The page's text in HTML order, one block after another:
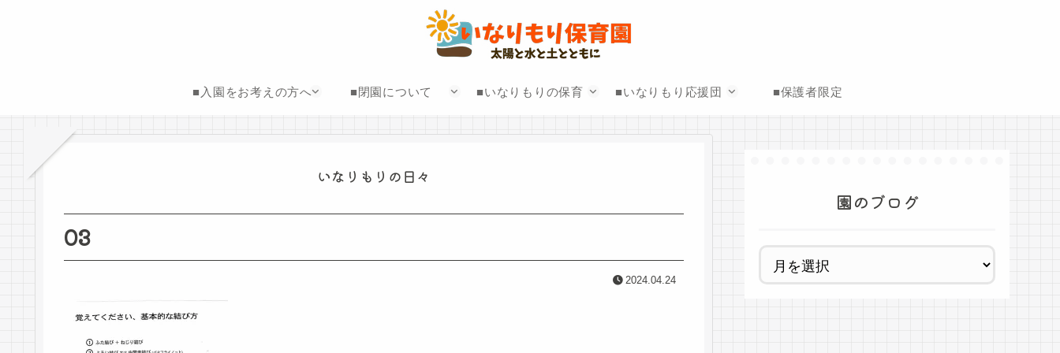
■入園をお考えの方へ ■閉園について ■いなりもりの保育 ■いなりもり応援団 ■保護者限定
いなりもりの日々
03
2024.04.24
園のブログ